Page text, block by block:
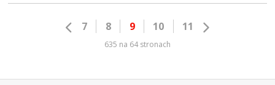
7 8 9 10 11
635 na 64 stronach